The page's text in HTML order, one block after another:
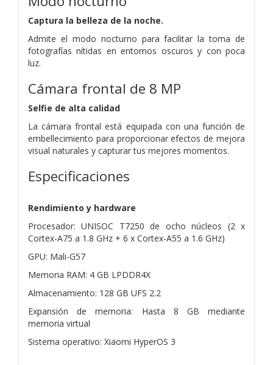
Captura la belleza de la noche.
Admite el modo nocturno para facilitar la toma de
fotografías nítidas en entornos oscuros y con poca
luz.
Cámara frontal de 8 MP
Selfie de alta calidad
La cámara frontal está equipada con una función de
embellecimiento para proporcionar efectos de mejora
visual naturales y capturar tus mejores momentos.
Especificaciones
Rendimiento y hardware
Procesador: UNISOC T7250 de ocho núcleos (2 x
Cortex-A75 a 1.8 GHz + 6 x Cortex-A55 a 1.6 GHz)
GPU: Mali-G57
Memoria RAM: 4 GB LPDDR4X
Almacenamiento: 128 GB UFS 2.2
Expansión de memoria: Hasta 8 GB mediante
memoria virtual
Sistema operativo: Xiaomi HyperOS 3